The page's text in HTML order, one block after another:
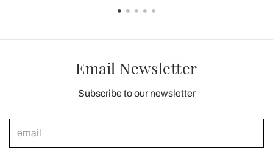
Email Newsletter
Subscribe to our newsletter